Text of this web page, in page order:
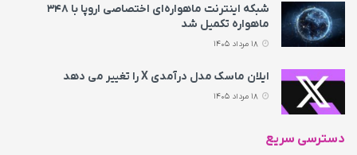
شبکه اینترنت ماهواره‌ای اختصاصی اروپا با ۳۴۸
ماهواره تکمیل شد
ایلان ماسک مدل درآمدی X را تغییر می‌ دهد
دسترسی سریع